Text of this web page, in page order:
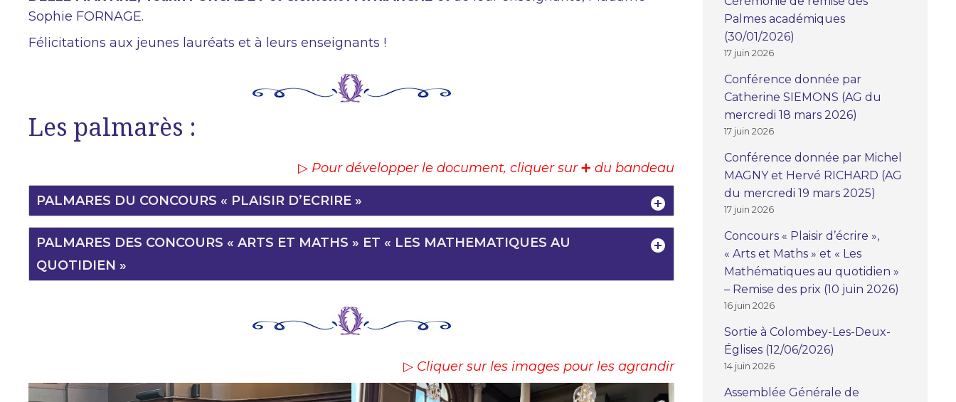
Sophie FORNAGE.
Félicitations aux jeunes lauréats et à leurs enseignants !
Les palmarès :
▷ Pour développer le document, cliquer sur➕ du bandeau
PALMARES DU CONCOURS « PLAISIR D’ECRIRE »
PALMARES DES CONCOURS « ARTS ET MATHS » ET « LES MATHEMATIQUES AU
QUOTIDIEN »
▷ Cliquer sur les images pour les agrandir
Palmes académiques
(30/01/2026)
17 juin 2026
Conférence donnée par
Catherine SIEMONS (AG du
mercredi 18 mars 2026)
17 juin 2026
Conférence donnée par Michel
MAGNY et Hervé RICHARD (AG
du mercredi 19 mars 2025)
17 juin 2026
Concours « Plaisir d’écrire »,
« Arts et Maths » et « Les
Mathématiques au quotidien »
– Remise des prix (10 juin 2026)
16 juin 2026
Sortie à Colombey-Les-Deux-
Églises (12/06/2026)
14 juin 2026
Assemblée Générale de